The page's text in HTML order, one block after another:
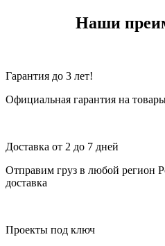
Наши
Гарантия до 3 лет!
Официальная гарантия на
Доставка от 2 до 7 дней
Отправим груз в любой регион
доставка
Проекты под ключ